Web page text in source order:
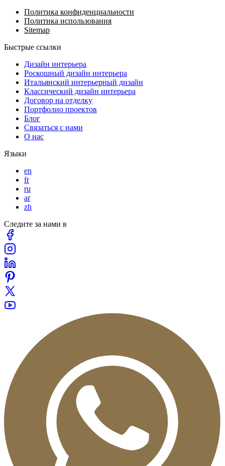
Политика конфиденциальности
Политика использования
Sitemap
Быстрые ссылки
Дизайн интерьера
Роскошный дизайн интерьера
Итальянский интерьерный дизайн
Классический дизайн интерьера
Договор на отделку
Портфолио проектов
Блог
Связаться с нами
О нас
Языки
en
fr
ru
ar
zh
Следите за нами в